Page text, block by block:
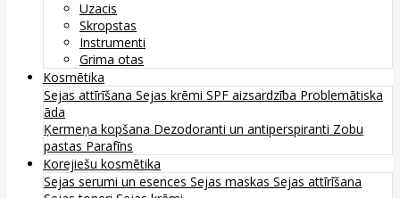
Uzacis
Skropstas
Instrumenti
Grima otas
Kosmētika
Sejas attīrīšana Sejas krēmi SPF aizsardzība Problemātiska
āda
Ķermeņa kopšana Dezodoranti un antiperspiranti Zobu
pastas Parafīns
Korejiešu kosmētika
Sejas serumi un esences Sejas maskas Sejas attīrīšana